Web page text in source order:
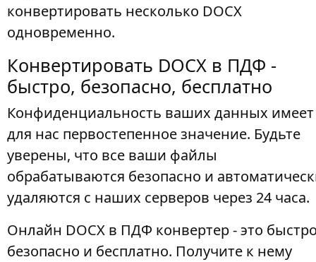
конвертировать несколько DOCX
одновременно.
Конвертировать DOCX в ПДФ -
быстро, безопасно, бесплатно
Конфиденциальность ваших данных имеет
для нас первостепенное значение. Будьте
уверены, что все ваши файлы
обрабатываются безопасно и
удаляются с наших серверов через 24 часа.
Онлайн DOCX в ПДФ конвертер - это
безопасно и бесплатно. Получите к нему